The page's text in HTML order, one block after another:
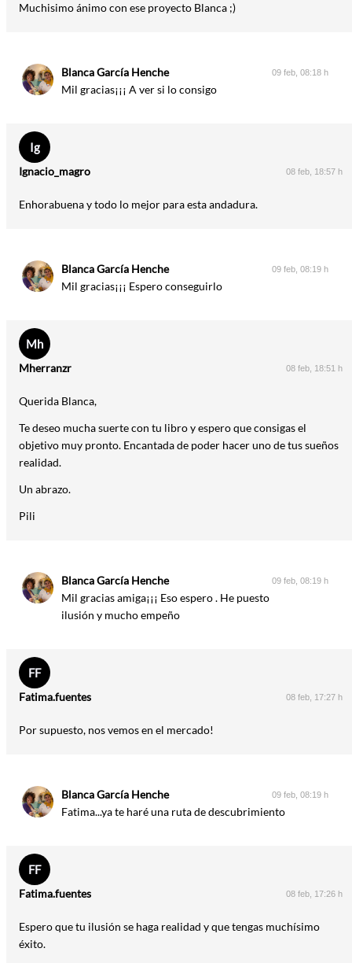
Muchisimo ánimo con ese proyecto Blanca ;)
Blanca García Henche 09 feb, 08:18 h
Mil gracias¡¡¡ A ver si lo consigo
Ig
Ignacio_magro 08 feb, 18:57 h
Enhorabuena y todo lo mejor para esta andadura.
Blanca García Henche 09 feb, 08:19 h
Mil gracias¡¡¡ Espero conseguirlo
Mh
Mherranzr 08 feb, 18:51 h
Querida Blanca,
Te deseo mucha suerte con tu libro y espero que consigas el
objetivo muy pronto. Encantada de poder hacer uno de tus sueños
realidad.
Un abrazo.
Pili
Blanca García Henche 09 feb, 08:19 h
Mil gracias amiga¡¡¡ Eso espero . He puesto
ilusión y mucho empeño
FF
Fatima.fuentes 08 feb, 17:27 h
Por supuesto, nos vemos en el mercado!
Blanca García Henche 09 feb, 08:19 h
Fatima...ya te haré una ruta de descubrimiento
FF
Fatima.fuentes 08 feb, 17:26 h
Espero que tu ilusión se haga realidad y que tengas muchísimo
éxito.